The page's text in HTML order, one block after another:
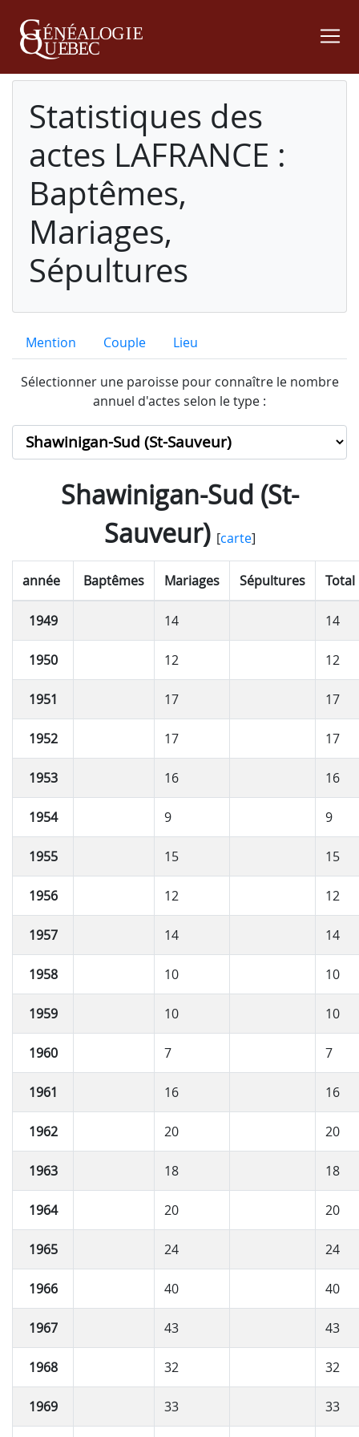
Statistiques des
actes LAFRANCE :
Baptêmes,
Mariages,
Sépultures
Mention Couple Lieu
Sélectionner une paroisse pour connaître le nombre
annuel d'actes selon le type :
Shawinigan-Sud (St-
Sauveur)[carte]
année Baptêmes Mariages Sépultures Total
1949 14 14
1950 12 12
1951 17 17
1952 17 17
1953 16 16
1954 9 9
1955 15 15
1956 12 12
1957 14 14
1958 10 10
1959 10 10
1960 7 7
1961 16 16
1962 20 20
1963 18 18
1964 20 20
1965 24 24
1966 40 40
1967 43 43
1968 32 32
1969 33 33